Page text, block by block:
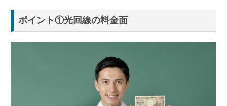
1.2.
ポイント①光回線の料金面